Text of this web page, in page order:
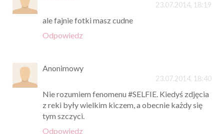
23.07.2014, 18:19
ale fajnie fotki masz cudne
Odpowiedz
Anonimowy
23.07.2014, 18:40
Nie rozumiem fenomenu #SELFIE. Kiedyś zdjęcia
z reki były wielkim kiczem, a obecnie każdy się
tym szczyci.
Odpowiedz